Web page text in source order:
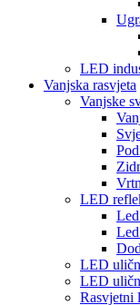
LED
Vanjska rasvjeta
Vanjske
LED
LED
LED
Rasvjetni